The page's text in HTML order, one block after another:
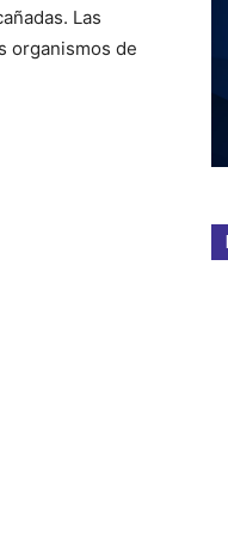
Las
organismos de